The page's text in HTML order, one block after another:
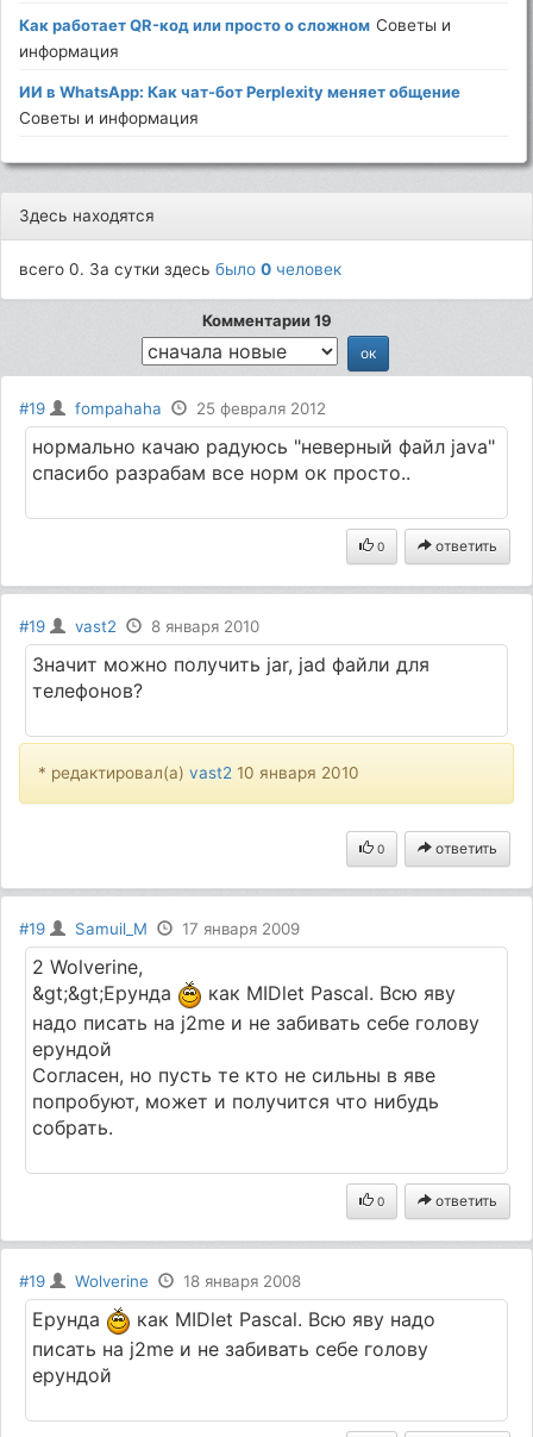
Как работает QR-код или просто о сложном Советы и
информация
ИИ в WhatsApp: Как чат-бот Perplexity меняет общение
Советы и информация
Здесь находятся
всего 0. За сутки здесьбыло0 человек
Комментарии 19
#19 fompahaha 25 февраля 2012
нормально качаю радуюсь "неверный файл java"
спасибо разрабам все норм ок просто..
0 ответить
#19 vast2 8 января 2010
Значит можно получить jar, jad файли для
телефонов?
* редактировал(а)vast2 10 января 2010
0 ответить
#19 Samuil_M 17 января 2009
2 Wolverine,
&gt;&gt;Ерунда
как MIDlet Pascal. Всю яву
надо писать на j2me и не забивать себе голову
ерундой
Согласен, но пусть те кто не сильны в яве
попробуют, может и получится что нибудь
собрать.
0 ответить
#19 Wolverine 18 января 2008
Ерунда
как MIDlet Pascal. Всю яву надо
писать на j2me и не забивать себе голову
ерундой